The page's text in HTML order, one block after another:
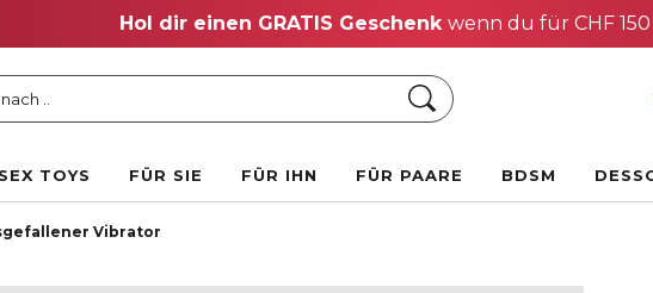
Hol dir einen GRATIS Geschenk wenn du für CHF
.. Suche
SEX TOYS FÜR SIE FÜR IHN FÜR PAARE BDSM
Vibrator